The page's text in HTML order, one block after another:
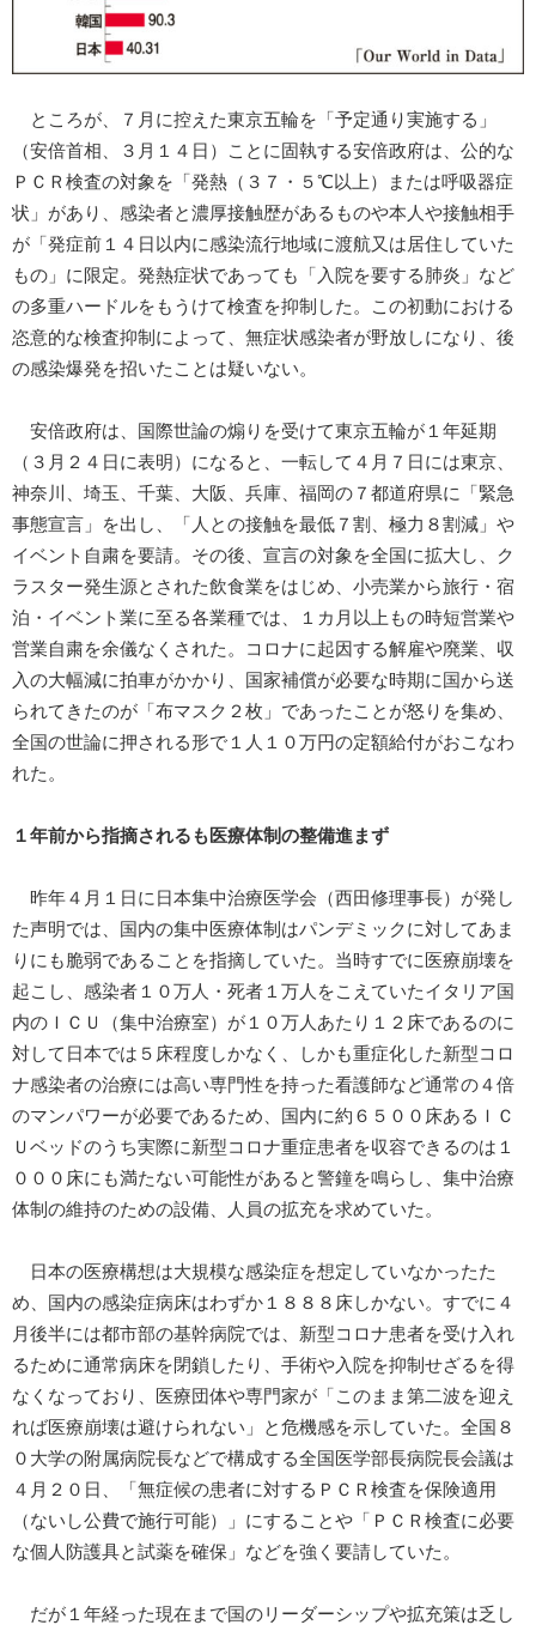
ところが、７月に控えた東京五輪を「予定通り実施する」
（安倍首相、３月１４日）ことに固執する安倍政府は、公的な
ＰＣＲ検査の対象を「発熱（３７・５℃以上）または呼吸器症
状」があり、感染者と濃厚接触歴があるものや本人や接触相手
が「発症前１４日以内に感染流行地域に渡航又は居住していた
もの」に限定。発熱症状であっても「入院を要する肺炎」など
の多重ハードルをもうけて検査を抑制した。この初動における
恣意的な検査抑制によって、無症状感染者が野放しになり、後
の感染爆発を招いたことは疑いない。
安倍政府は、国際世論の煽りを受けて東京五輪が１年延期
（３月２４日に表明）になると、一転して４月７日には東京、
神奈川、埼玉、千葉、大阪、兵庫、福岡の７都道府県に「緊急
事態宣言」を出し、「人との接触を最低７割、極力８割減」や
イベント自粛を要請。その後、宣言の対象を全国に拡大し、ク
ラスター発生源とされた飲食業をはじめ、小売業から旅行・宿
泊・イベント業に至る各業種では、１カ月以上もの時短営業や
営業自粛を余儀なくされた。コロナに起因する解雇や廃業、収
入の大幅減に拍車がかかり、国家補償が必要な時期に国から送
られてきたのが「布マスク２枚」であったことが怒りを集め、
全国の世論に押される形で１人１０万円の定額給付がおこなわ
れた。
１年前から指摘されるも医療体制の整備進まず
昨年４月１日に日本集中治療医学会（西田修理事長）が発し
た声明では、国内の集中医療体制はパンデミックに対してあま
りにも脆弱であることを指摘していた。当時すでに医療崩壊を
起こし、感染者１０万人・死者１万人をこえていたイタリア国
内のＩＣＵ（集中治療室）が１０万人あたり１２床であるのに
対して日本では５床程度しかなく、しかも重症化した新型コロ
ナ感染者の治療には高い専門性を持った看護師など通常の４倍
のマンパワーが必要であるため、国内に約６５００床あるＩＣ
Ｕベッドのうち実際に新型コロナ重症患者を収容できるのは１
０００床にも満たない可能性があると警鐘を鳴らし、集中治療
体制の維持のための設備、人員の拡充を求めていた。
日本の医療構想は大規模な感染症を想定していなかったた
め、国内の感染症病床はわずか１８８８床しかない。すでに４
月後半には都市部の基幹病院では、新型コロナ患者を受け入れ
るために通常病床を閉鎖したり、手術や入院を抑制せざるを得
なくなっており、医療団体や専門家が「このまま第二波を迎え
れば医療崩壊は避けられない」と危機感を示していた。全国８
０大学の附属病院長などで構成する全国医学部長病院長会議は
４月２０日、「無症候の患者に対するＰＣＲ検査を保険適用
（ないし公費で施行可能）」にすることや「ＰＣＲ検査に必要
な個人防護具と試薬を確保」などを強く要請していた。
だが１年経った現在まで国のリーダーシップや拡充策は乏し